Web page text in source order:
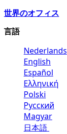
世界のオフィス
言語
Nederlands
English
Español
Ελληνική
Polski
Русский
Magyar
日本語